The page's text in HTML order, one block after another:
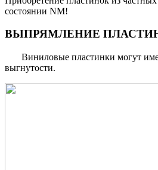
состоянии NM!
ВЫПРЯМЛЕНИЕ
Виниловые пластинки могут
выгнутости.